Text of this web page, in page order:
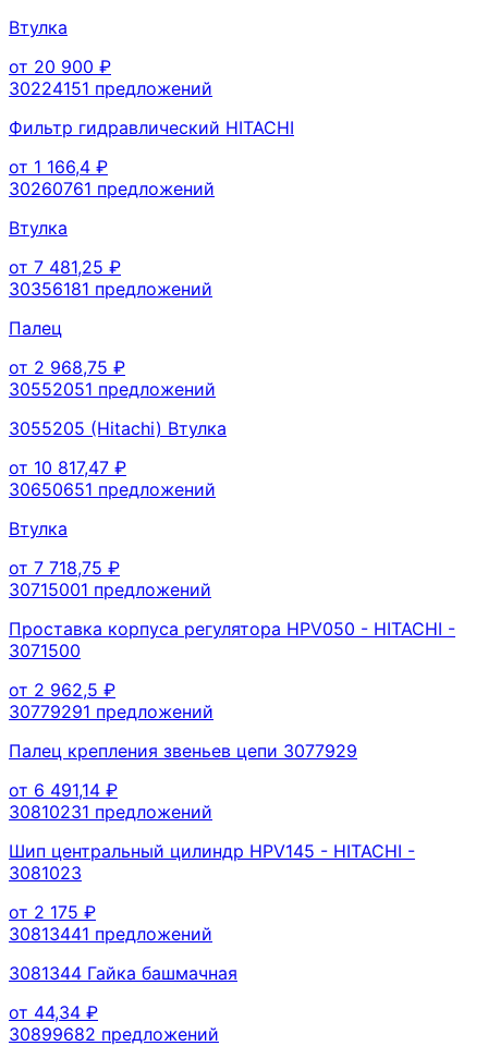
Втулка
от 20 900 ₽
30224151 предложений
Фильтр гидравлический HITACHI
от 1 166,4 ₽
30260761 предложений
Втулка
от 7 481,25 ₽
30356181 предложений
Палец
от 2 968,75 ₽
30552051 предложений
3055205 (Hitachi) Втулка
от 10 817,47 ₽
30650651 предложений
Втулка
от 7 718,75 ₽
30715001 предложений
Проставка корпуса регулятора HPV050 - HITACHI -
3071500
от 2 962,5 ₽
30779291 предложений
Палец крепления звеньев цепи 3077929
от 6 491,14 ₽
30810231 предложений
Шип центральный цилиндр HPV145 - HITACHI -
3081023
от 2 175 ₽
30813441 предложений
3081344 Гайка башмачная
от 44,34 ₽
30899682 предложений